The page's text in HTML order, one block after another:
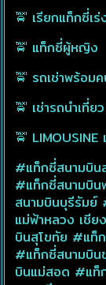
🚖 เรียกแท็กซี่เ
🚖 แท็กซี่ผู้หญิง
🚖 รถเช่าพร้อม
🚖 เช่ารถนำเที่
🚖 LIMOUSINE
#แท็กซี่สนามบิ
#แท็กซี่สนามบิ
สนามบินบุรีรัมย์
แม่ฟ้าหลวง เชี
บินสุโขทัย #แท็
#แท็กซี่สนามบิ
บินแม่สอด #แท็